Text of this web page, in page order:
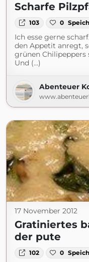
Scharfe
103 0
Ich esse gerne
den Appetit anregt,
grünen Chilipeppers
Und (...)
Abenteuer
17 November 2012
Gratiniertes
der pute
102 0